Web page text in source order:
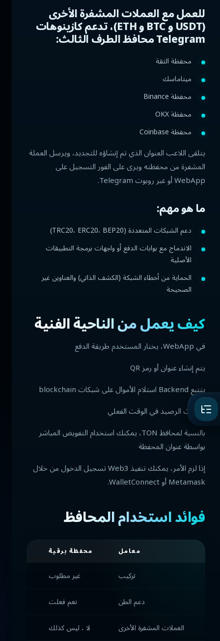
للعمل مع العملات المشفرة الأخرى
(USDT و BTC و ETH)، تدعم كازينوهات
Telegram محافظ الطرف الثالث:
محفظة الثقة
ميتاماسك
محفظة Binance
محفظة OKX
محفظة Coinbase
يتلقى اللاعب العنوان الذي تم إنشاؤه للتجديد، ويرسل العملة
المشفرة من محفظته ويرى على الفور التسجيل على
WebApp أو عبر روبوت Telegram.
ما هو مهم:
دعم الشبكات المتعددة (TRC20، ERC20، BEP20)
الاندماج مع بوابات الدفع أو واجهات برمجة التطبيقات
الأصلية
الحماية من أخطاء الشبكة (الكشف الذاتي) والعناوين غير
الصحيحة
كيف يعمل من الناحية الفنية
في WebApp، يختار المستخدم طريقة الدفع
يتم إنشاء عنوان أو رمز QR
يتتبع Backend استلام الأموال على شبكات blockchain
تحديث الرصيد في الوقت الفعلي
بالنسبة لمحافظ TON، يمكنك استخدام التفويض المباشر
بواسطة عنوان المحفظة
إذا لزم الأمر، يمكنك تنفيذ Web3 تسجيل الدخول من خلال
Metamask أو WalletConnect.
فوائد استخدام المحافظ
معامل محفظة برقية
تركيب غير مطلوب
دعم الطن
نعم فعلت
العملات المشفرة الأخرى
لا ، ليس كذلك